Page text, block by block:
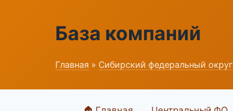
База компаний
Главная » Сибирский федеральный округ